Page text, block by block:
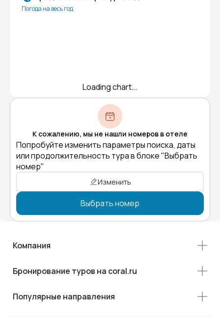
Погода на весь год
Loading chart...
К сожалению, мы не нашли номеров в отеле
Попробуйте изменить параметры поиска, даты
или продолжительность тура в блоке "Выбрать
номер"
Изменить
Выбрать номер
Компания
Бронирование туров на coral.ru
Популярные направления